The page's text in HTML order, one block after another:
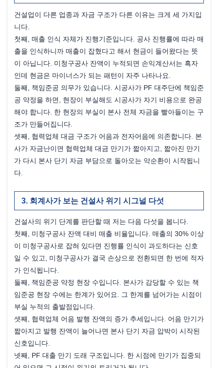
건설업이 다른 업종과 자금 구조가 다른 이유는 크게 세 가지입
니다.
첫째, 매출 인식 자체가 진행기준입니다. 공사 진행률에 따라 매
출을 인식하니까 매출이 잡혔다고 해서 현금이 들어왔다는 뜻
이 아닙니다. 미청구공사 잔액이 누적되면 손익계산서는 흑자
인데 현금은 마이너스가 되는 패턴이 자주 나타나요.
둘째, 책임준공 의무가 있습니다. 시공사가 PF 대주단에 책임준
공 약정을 하면, 현장이 부실해도 시공사가 자기 비용으로 완공
해야 합니다. 한 현장의 부실이 본사 전체 자금을 빨아들이는 구
조가 만들어집니다.
셋째, 협력업체 대금 구조가 어음과 전자어음에 의존합니다. 본
사가 자금난이면 협력업체 대금 만기가 짧아지고, 짧아진 만기
가 다시 본사 단기 자금 부담으로 돌아오는 악순환이 시작됩니
다.
회계사가 보는 건설사 위기 시그널 다섯
건설사의 위기 단계를 판단할 때 저는 다음 다섯을 봅니다.
첫째, 미청구공사 잔액 대비 매출 비율입니다. 매출의 30% 이상
이 미청구공사로 잡혀 있다면 진행률 인식이 과도하다는 신호
일 수 있고, 미청구공사가 결국 손상으로 전환되면 한 번에 적자
가 인식됩니다.
둘째, 책임준공 약정 현장 수입니다. 본사가 감당할 수 있는 책
임준공 현장 수에는 한계가 있어요. 그 한계를 넘어가는 시점이
부실 누적의 출발점입니다.
셋째, 협력업체 어음 발행 잔액의 증가 추세입니다. 어음 만기가
짧아지고 발행 잔액이 늘어나면 본사 단기 자금 압박이 시작된
신호입니다.
넷째, PF 대출 만기 도래 구조입니다. 한 시점에 만기가 집중되